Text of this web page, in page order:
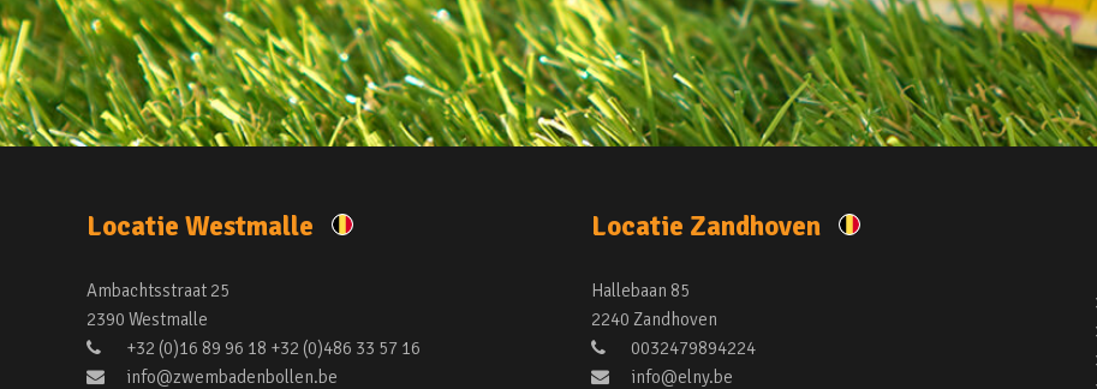
Locatie Westmalle
Ambachtsstraat 25
2390 Westmalle
+32 (0)16 89 96 18 +32 (0)486 33 57 16
info@zwembadenbollen.be
Locatie Zandhoven
Hallebaan 85
2240 Zandhoven
0032479894224
info@elny.be